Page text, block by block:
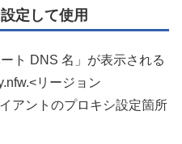
定して使用
ト DNS 名」が表示される
リージョン
アントのプロキシ設定箇所